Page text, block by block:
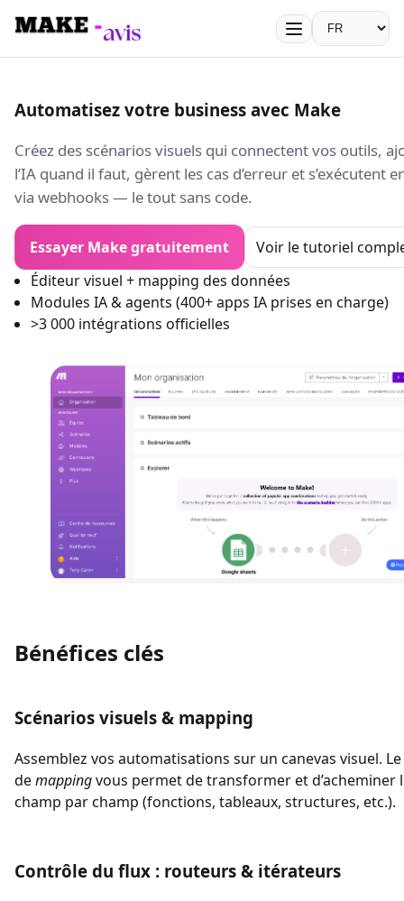
Make Avis Langue
Automatisez votre business avec Make
Créez des scénarios visuels qui connectent vos outils,
l’IA quand il faut, gèrent les cas d’erreur et s’exécutent
via webhooks — le tout sans code.
Essayer Make gratuitement
Voir le tutoriel
Éditeur visuel + mapping des données
Modules IA & agents (400+ apps IA prises en charge)
>3 000 intégrations officielles
Bénéfices clés
Scénarios visuels & mapping
Assemblez vos automatisations sur un canevas visuel.
demappingvous permet de transformer et d’acheminer
champ par champ (fonctions, tableaux, structures, etc.).
Contrôle du flux : routeurs & itérateurs